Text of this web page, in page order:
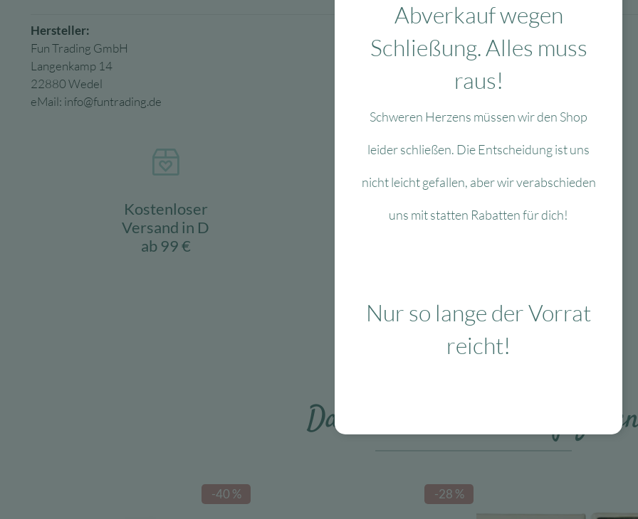
Hersteller:
Fun Trading GmbH
Langenkamp 14
22880 Wedel
eMail: info@funtrading.de
Kostenloser
Versand in D
ab 99 €
Mit viel Liebe
Das Passt dazu
Das könnte Dir auch
-40 % -28 %
Abverkauf wegen
Schließung. Alles muss
raus!
Schweren Herzens müssen wir den Shop
leider schließen. Die Entscheidung ist uns
nicht leicht gefallen, aber wir verabschieden
uns mit statten Rabatten für dich!
Nur so lange der Vorrat
reicht!